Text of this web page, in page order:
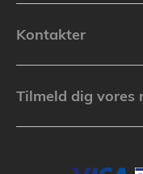
Kontakter
Tilmeld dig vores